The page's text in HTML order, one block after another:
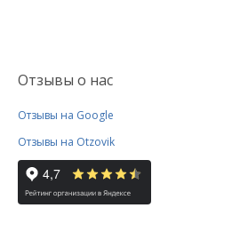
Отзывы о нас
Отзывы на Google
Отзывы на Otzovik